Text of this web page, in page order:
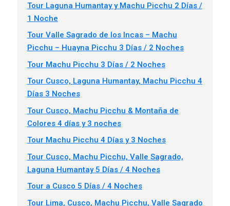
Tour Laguna Humantay y Machu Picchu 2 Días /
1 Noche
Tour Valle Sagrado de los Incas – Machu
Picchu – Huayna Picchu 3 Días / 2 Noches
Tour Machu Picchu 3 Días / 2 Noches
Tour Cusco, Laguna Humantay, Machu Picchu 4
Días 3 Noches
Tour Cusco, Machu Picchu & Montaña de
Colores 4 días y 3 noches
Tour Machu Picchu 4 Días y 3 Noches
Tour Cusco, Machu Picchu, Valle Sagrado,
Laguna Humantay 5 Días / 4 Noches
Tour a Cusco 5 Días / 4 Noches
Tour Lima, Cusco, Machu Picchu, Valle Sagrado